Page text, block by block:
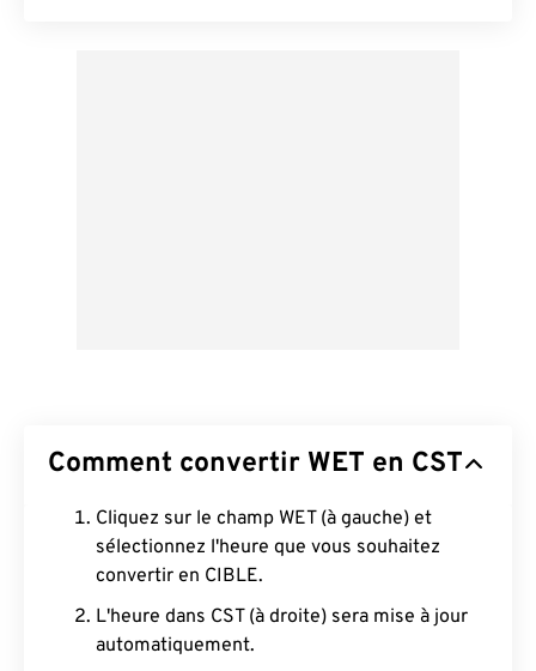
Comment convertir WET en CST
Cliquez sur le champ WET (à gauche) et
sélectionnez l'heure que vous souhaitez
convertir en CIBLE.
L'heure dans CST (à droite) sera mise à jour
automatiquement.